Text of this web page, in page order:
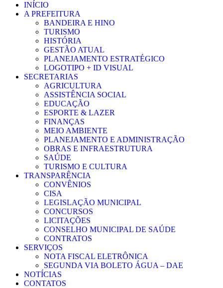
INÍCIO
A PREFEITURA
BANDEIRA E HINO
TURISMO
HISTÓRIA
GESTÃO ATUAL
PLANEJAMENTO ESTRATÉGICO
LOGOTIPO + ID VISUAL
SECRETARIAS
AGRICULTURA
ASSISTÊNCIA SOCIAL
EDUCAÇÃO
ESPORTE & LAZER
FINANÇAS
MEIO AMBIENTE
PLANEJAMENTO E ADMINISTRAÇÃO
OBRAS E INFRAESTRUTURA
SAÚDE
TURISMO E CULTURA
TRANSPARÊNCIA
CONVÊNIOS
CISA
LEGISLAÇÃO MUNICIPAL
CONCURSOS
LICITAÇÕES
CONSELHO MUNICIPAL DE SAÚDE
CONTRATOS
SERVIÇOS
NOTA FISCAL ELETRÔNICA
SEGUNDA VIA BOLETO ÁGUA – DAE
NOTÍCIAS
CONTATOS